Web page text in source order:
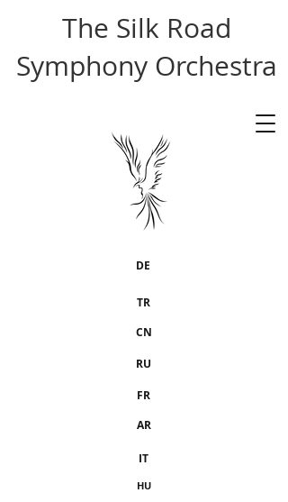
The Silk Road
Symphony Orchestra
TR
CN
DE
RU
FR
AR
IT
HU